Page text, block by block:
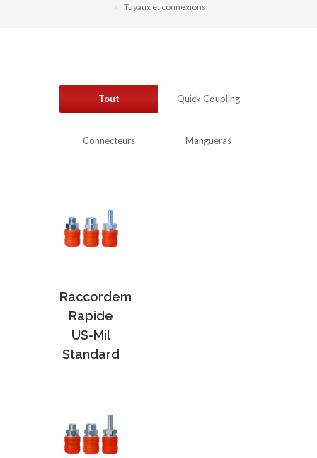
Tuyaux et connexions
Tout Quick Coupling
Connecteurs Mangueras
Raccordem
Rapide
US-Mil
Standard